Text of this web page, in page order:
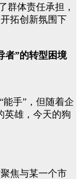
群体责任承担，
拓创新氛围下
者”的转型困境
能手”，但随着企
英雄，今天的狗
焦与某一个市